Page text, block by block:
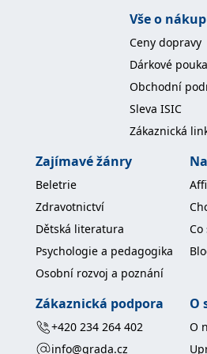
Vše o
Ceny dopravy
Dárkové
Obchodní
Sleva ISIC
Zákaznická
Zajímavé žánry
Beletrie
Zdravotnictví
Dětská literatura
Psychologie a pedagogika
Osobní rozvoj a poznání
Co
Zákaznická podpora
+420 234 264 402
info@grada.cz
O
O